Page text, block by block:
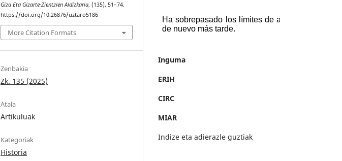
Giza Eta Gizarte-Zientzien Aldizkaria, (135), 51–74.
https://doi.org/10.26876/uztaro5186
More Citation Formats
Zenbakia
Zk. 135 (2025)
Atala
Artikuluak
Kategoriak
Historia
Inguma
ERIH
CIRC
MIAR
Indize eta adierazle guztiak